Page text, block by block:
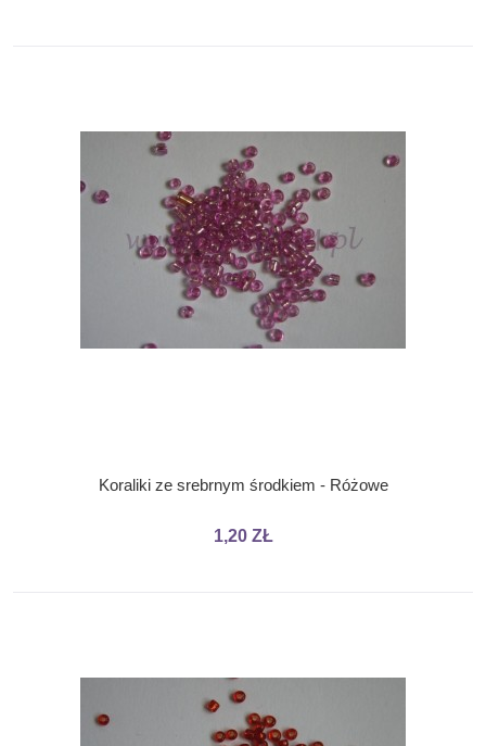
Koraliki ze srebrnym środkiem - Różowe
1,20 ZŁ